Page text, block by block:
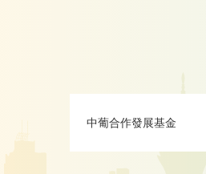
中葡合作發展基金